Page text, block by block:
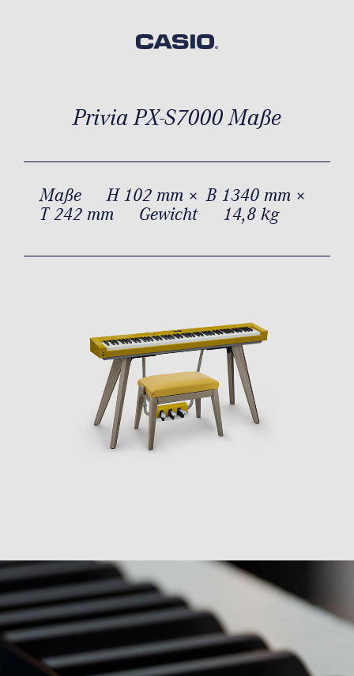
Privia PX-S7000 Maße
Maße
H 102 mm × B 1340 mm ×
T 242 mm
Gewicht 14,8 kg